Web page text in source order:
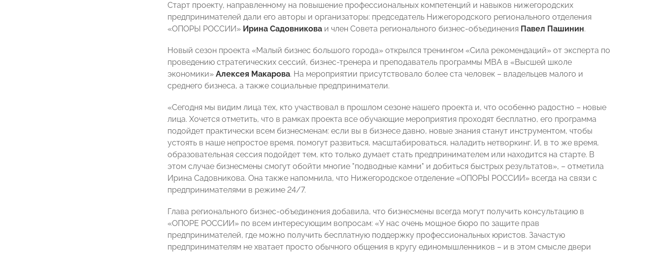
Старт проекту, направленному на повышение профессиональных компетенций и навыков нижегородских
предпринимателей дали его авторы и организаторы: председатель Нижегородского регионального отделения
«ОПОРЫ РОССИИ» Ирина Садовникова и член Совета регионального бизнес-объединения Павел Пашинин.
Новый сезон проекта «Малый бизнес большого города» открылся тренингом «Сила рекомендаций» от эксперта по
проведению стратегических сессий, бизнес-тренера и преподаватель программы MBA в «Высшей школе
экономики» Алексея Макарова. На мероприятии присутствовало более ста человек – владельцев малого и
среднего бизнеса, а также социальные предприниматели.
«Сегодня мы видим лица тех, кто участвовал в прошлом сезоне нашего проекта и, что особенно радостно – новые
лица. Хочется отметить, что в рамках проекта все обучающие мероприятия проходят бесплатно, его программа
подойдет практически всем бизнесменам: если вы в бизнесе давно, новые знания станут инструментом, чтобы
устоять в наше непростое время, помогут развиться, масштабироваться, наладить нетворкинг. И, в то же время,
образовательная сессия подойдет тем, кто только думает стать предпринимателем или находится на старте. В
этом случае бизнесмены смогут обойти многие "подводные камни" и добиться быстрых результатов», – отметила
Ирина Садовникова. Она также напомнила, что Нижегородское отделение «ОПОРЫ РОССИИ» всегда на связи с
предпринимателями в режиме 24/7.
Глава регионального бизнес-объединения добавила, что бизнесмены всегда могут получить консультацию в
«ОПОРЕ РОССИИ» по всем интересующим вопросам: «У нас очень мощное бюро по защите прав
предпринимателей, где можно получить бесплатную поддержку профессиональных юристов. Зачастую
предпринимателям не хватает просто обычного общения в кругу единомышленников – и в этом смысле двери